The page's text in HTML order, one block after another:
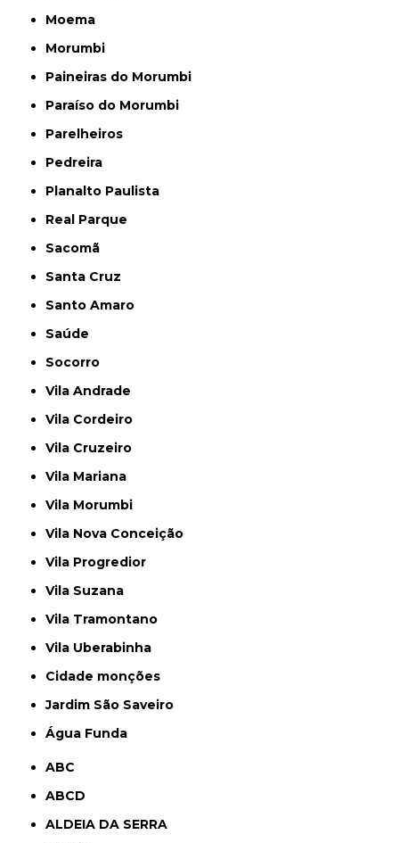
Moema
Morumbi
Paineiras do Morumbi
Paraíso do Morumbi
Parelheiros
Pedreira
Planalto Paulista
Real Parque
Sacomã
Santa Cruz
Santo Amaro
Saúde
Socorro
Vila Andrade
Vila Cordeiro
Vila Cruzeiro
Vila Mariana
Vila Morumbi
Vila Nova Conceição
Vila Progredior
Vila Suzana
Vila Tramontano
Vila Uberabinha
cidade monções
jardim São Saveiro
Água Funda
ABC
ABCD
ALDEIA DA SERRA